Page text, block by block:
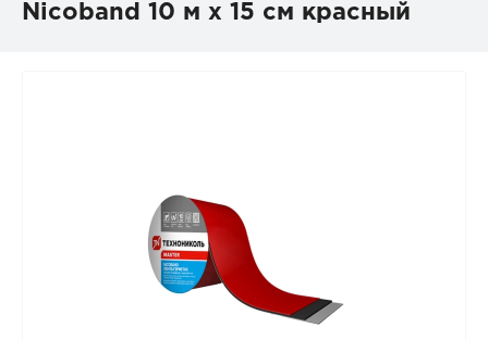
Nicoband 10 м х 15 см красный